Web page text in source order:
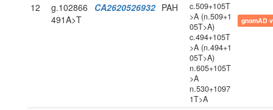
12
g.102866
491A>T
CA2620526932 PAH
c.509+105T
>A (n.509+1
05T>A)
c.494+105T
>A (n.494+1
05T>A)
n.605+105T
>A
n.530+1097
1T>A
gnomAD